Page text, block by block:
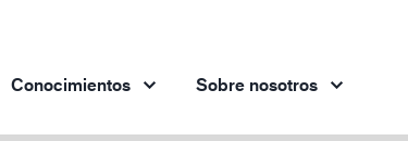
Conocimientos Sobre nosotros